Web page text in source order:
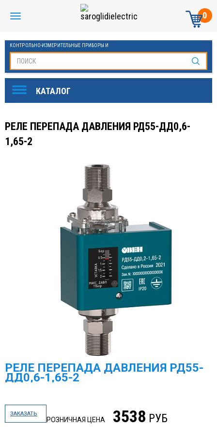
0
КОНТРОЛЬНО-ИЗМЕРИТЕЛЬНЫЕ ПРИБОРЫ И
РЕЛЕ ПЕРЕПАДА ДАВЛЕНИЯ РД55-ДД0,6-
1,65-2
РЕЛЕ ПЕРЕПАДА ДАВЛЕНИЯ РД55-
ДД0,6-1,65-2
ЗАКАЗАТЬ
РОЗНИЧНАЯ ЦЕНА 3538 РУБ